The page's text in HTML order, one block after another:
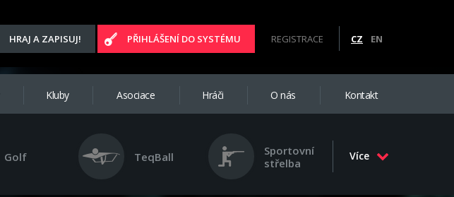
HRAJ A ZAPISUJ! PŘIHLÁŠENÍ DO SYSTÉMU REGISTRACE CZ EN
Kluby Asociace Hráči O nás Kontakt
Golf TeqBall
Sportovní
střelba
Více